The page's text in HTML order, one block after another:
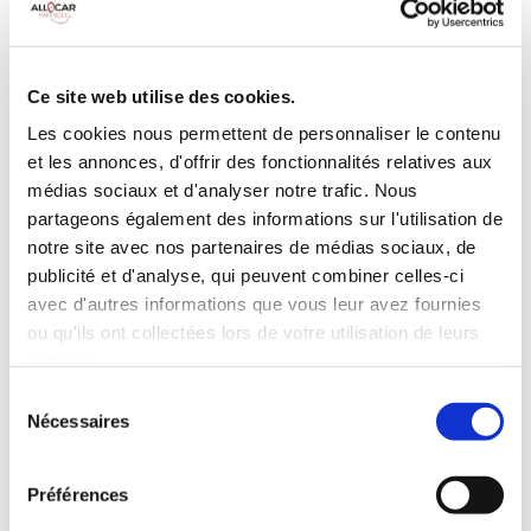
Ce site web utilise des cookies.
Les cookies nous permettent de personnaliser le contenu
et les annonces, d'offrir des fonctionnalités relatives aux
médias sociaux et d'analyser notre trafic. Nous
partageons également des informations sur l'utilisation de
notre site avec nos partenaires de médias sociaux, de
publicité et d'analyse, qui peuvent combiner celles-ci
avec d'autres informations que vous leur avez fournies
ou qu'ils ont collectées lors de votre utilisation de leurs
Nécessaires
Préférences
Galerie de toit Habillage Bois
Camera de recul
Cloison de
INCLUS À LA LOCATION
Killométrage illimité
Assurance tous risques (hors franchise)
Carburant : plein à rendre plein
CONDITIONS DE LOCATION
Age minimum :20 ans